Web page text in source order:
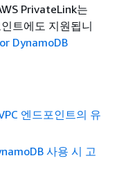
PrivateLink는
트에도 지원됩니
DynamoDB
엔드포인트의 유
사용 시 고